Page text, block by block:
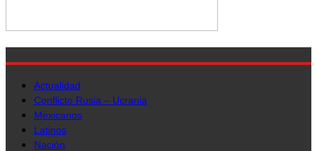
Actualidad
Conflicto Rusia – Ucrania
Mexicanos
Latinos
Nación